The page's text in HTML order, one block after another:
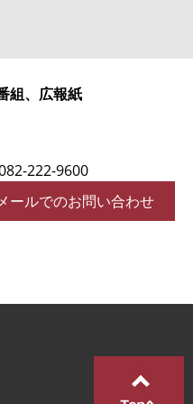
組、広報紙
222-9600
ールでのお問い合わせ